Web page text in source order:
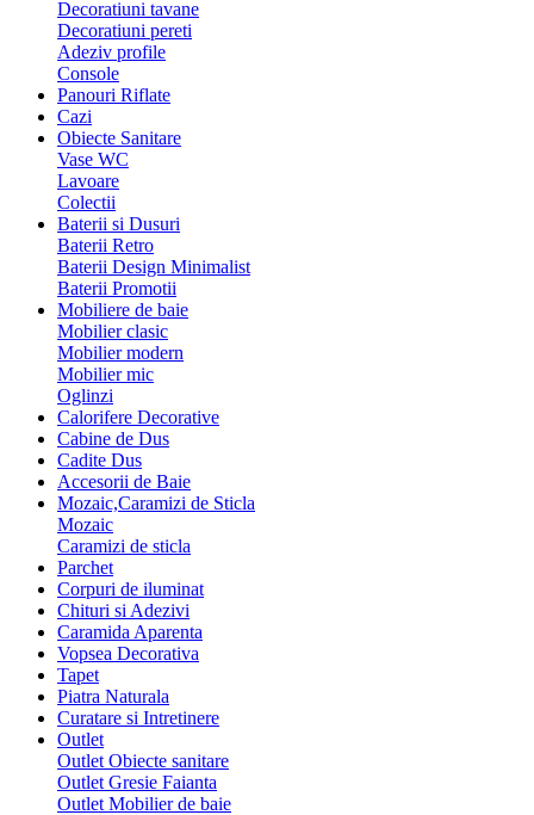
Decoratiuni tavane
Decoratiuni pereti
Adeziv profile
Console
Panouri Riflate
Cazi
Obiecte Sanitare
Vase WC
Lavoare
Colectii
Baterii si Dusuri
Baterii Retro
Baterii Design Minimalist
Baterii Promotii
Mobiliere de baie
Mobilier clasic
Mobilier modern
Mobilier mic
Oglinzi
Calorifere Decorative
Cabine de Dus
Cadite Dus
Accesorii de Baie
Mozaic,Caramizi de Sticla
Mozaic
Caramizi de sticla
Parchet
Corpuri de iluminat
Chituri si Adezivi
Caramida Aparenta
Vopsea Decorativa
Tapet
Piatra Naturala
Curatare si Intretinere
Outlet
Outlet Obiecte sanitare
Outlet Gresie Faianta
Outlet Mobilier de baie